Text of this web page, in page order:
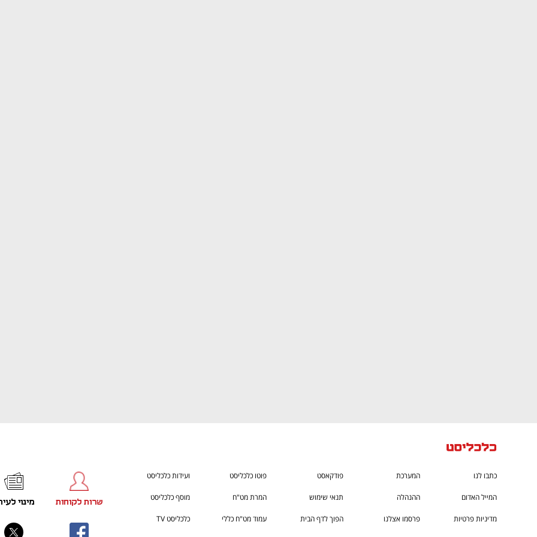
כתבו לנו המערכת פודקאסט פוטו כלכליסט ועידות כלכליסט
המייל האדום ההנהלה תנאי שימוש המרת מט"ח מוסף כלכליסט
מדיניות פרטיות פרסמו אצלנו הפוך לדף הבית עמוד מט"ח כללי כלכליסט TV
שרות לקוחות מינוי